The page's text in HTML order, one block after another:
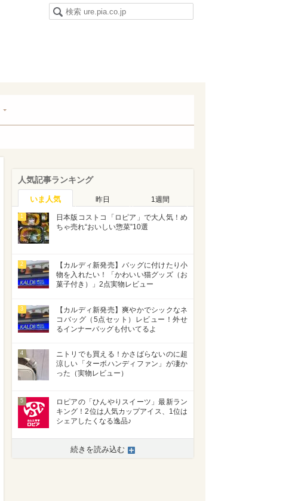
人気記事ランキング
いま人気 昨日 1週間
1
日本版コストコ「ロピア」で大人気！め
ちゃ売れ“おいしい惣菜”10選
2
【カルディ新発売】バッグに付けたり小
物を入れたい！「かわいい猫グッズ（お
菓子付き）」2点実物レビュー
3
【カルディ新発売】爽やかでシックなネ
コバッグ（5点セット）レビュー！外せ
るインナーバッグも付いてるよ
4
ニトリでも買える！かさばらないのに超
涼しい「ターボハンディファン」が凄か
った（実物レビュー）
5
ロピアの「ひんやりスイーツ」最新ラン
キング！2位は人気カップアイス、1位は
シェアしたくなる逸品♪
続きを読み込む